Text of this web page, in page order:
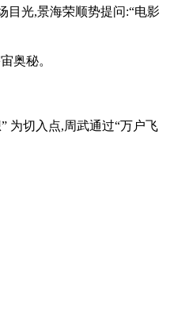
目光,景海荣顺势提问:“电影
奥秘。
为切入点,周武通过“万户飞